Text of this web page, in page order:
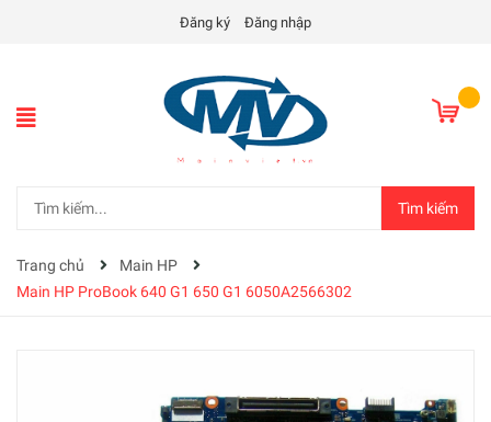
Đăng ký Đăng nhập
Tìm kiếm
Trang chủ
Main HP
Main HP ProBook 640 G1 650 G1 6050A2566302